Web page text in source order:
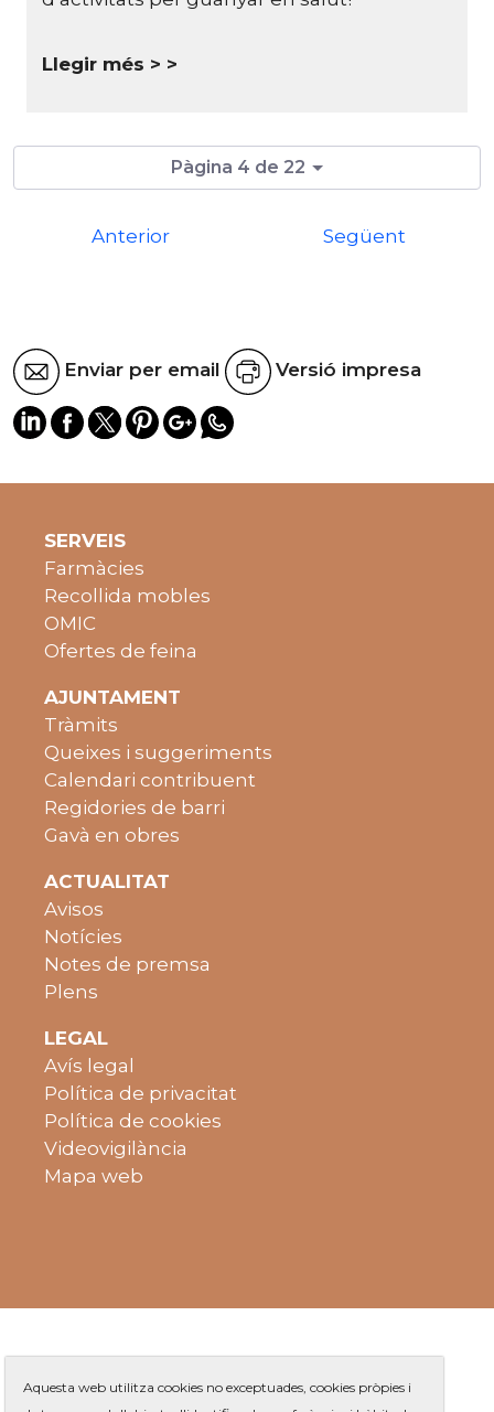
Llegir més >
Pàgina 4 de 22
Anterior Següent
Enviar per email Versió impresa
SERVEIS
Farmàcies
Recollida mobles
OMIC
Ofertes de feina
AJUNTAMENT
Tràmits
Queixes i suggeriments
Calendari contribuent
Regidories de barri
Gavà en obres
ACTUALITAT
Avisos
Notícies
Notes de premsa
Plens
LEGAL
Avís legal
Política de privacitat
Política de cookies
Videovigilància
Mapa web
Aquesta web utilitza cookies no exceptuades, cookies pròpies i